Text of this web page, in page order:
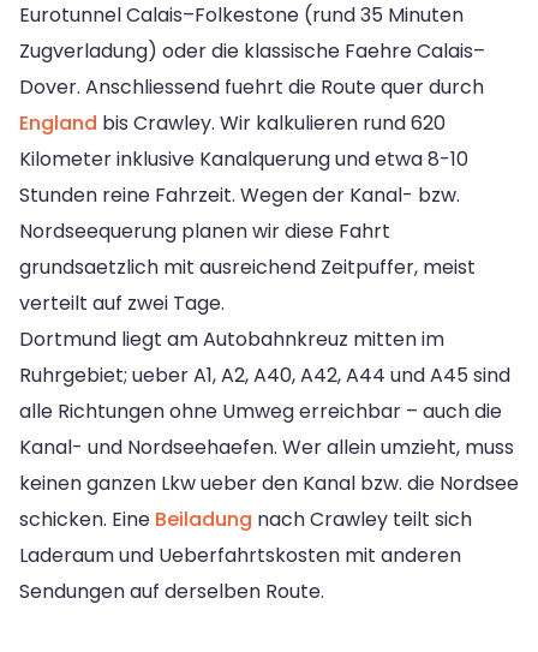
Eurotunnel Calais–Folkestone (rund 35 Minuten
Zugverladung) oder die klassische Faehre Calais–
Dover. Anschliessend fuehrt die Route quer durch
England bis Crawley. Wir kalkulieren rund 620
Kilometer inklusive Kanalquerung und etwa 8-10
Stunden reine Fahrzeit. Wegen der Kanal- bzw.
Nordseequerung planen wir diese Fahrt
grundsaetzlich mit ausreichend Zeitpuffer, meist
verteilt auf zwei Tage.
Dortmund liegt am Autobahnkreuz mitten im
Ruhrgebiet; ueber A1, A2, A40, A42, A44 und A45 sind
alle Richtungen ohne Umweg erreichbar – auch die
Kanal- und Nordseehaefen. Wer allein umzieht, muss
keinen ganzen Lkw ueber den Kanal bzw. die Nordsee
schicken. Eine Beiladung nach Crawley teilt sich
Laderaum und Ueberfahrtskosten mit anderen
Sendungen auf derselben Route.